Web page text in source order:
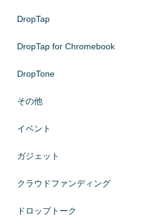
DropTap
DropTap for Chromebook
DropTone
その他
イベント
ガジェット
クラウドファンディング
ドロップトーク